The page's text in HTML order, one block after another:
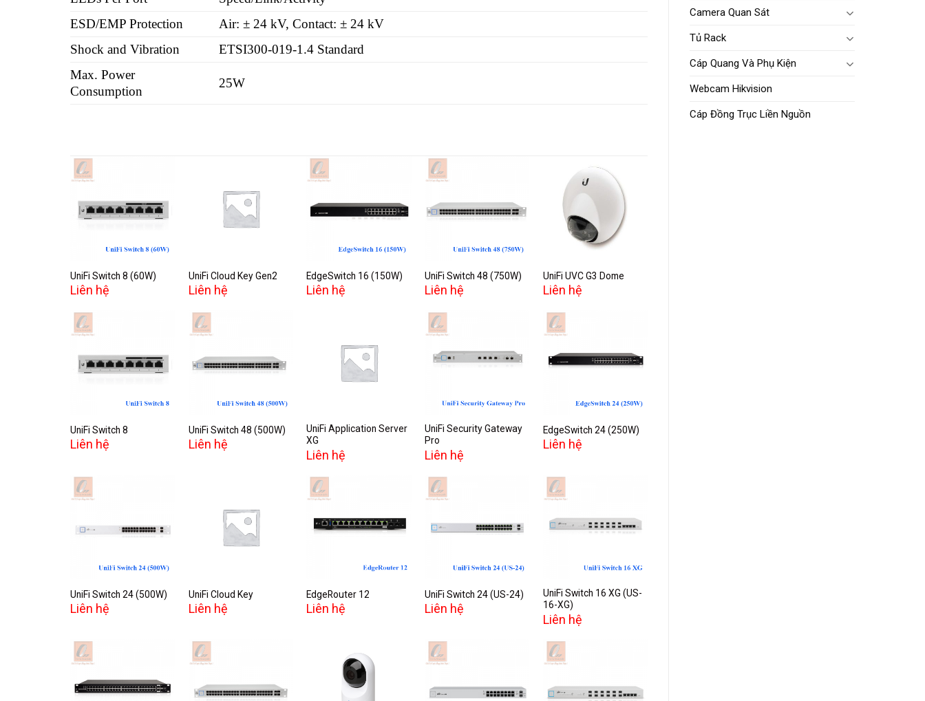
Camera Quan Sát
Tủ Rack
Cáp Quang Và Phụ Kiện
Webcam Hikvision
Cáp Đồng Trục Liền Nguồn
ESD/EMP Protection
Air: ± 24 kV, Contact: ± 24 kV
Shock and Vibration
ETSI300-019-1.4 Standard
Max. Power
Consumption
25W
Add to
UniFi Switch 8 (60W)
Liên hệ
wishlist
UniFi Cloud Key Gen2
Liên hệ
Add to
EdgeSwitch 16 (150W)
Liên hệ
Add to
UniFi Switch 48 (750W)
Liên hệ
Add to
wishlist
UniFi UVC G3 Dome
Liên hệ
Add to
UniFi Switch 8
Liên hệ
Add to
UniFi Switch 48 (500W)
Liên hệ
wishlist
UniFi Application Server
XG
Liên hệ
UniFi Security Gateway
Pro
Liên hệ
EdgeSwitch 24 (250W)
Liên hệ
Add to
UniFi Switch 24 (500W)
Liên hệ
wishlist
UniFi Cloud Key
Liên hệ
EdgeRouter 12
Liên hệ
Add to
UniFi Switch 24 (US-24)
Liên hệ
Add to
UniFi Switch 16 XG (US-
16-XG)
Liên hệ